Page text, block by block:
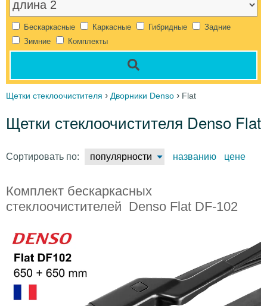
Бескаркасные Каркасные Гибридные
Задние
Зимние
Комплекты
Щетки стеклоочистителя › Дворники Denso › Flat
Щетки стеклоочистителя Denso Flat
Сортировать по: популярности названию цене
Комплект бескаркасных
стеклоочистителей Denso Flat DF-102